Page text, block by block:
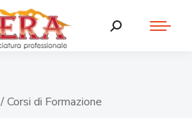
/ Corsi di Formazione